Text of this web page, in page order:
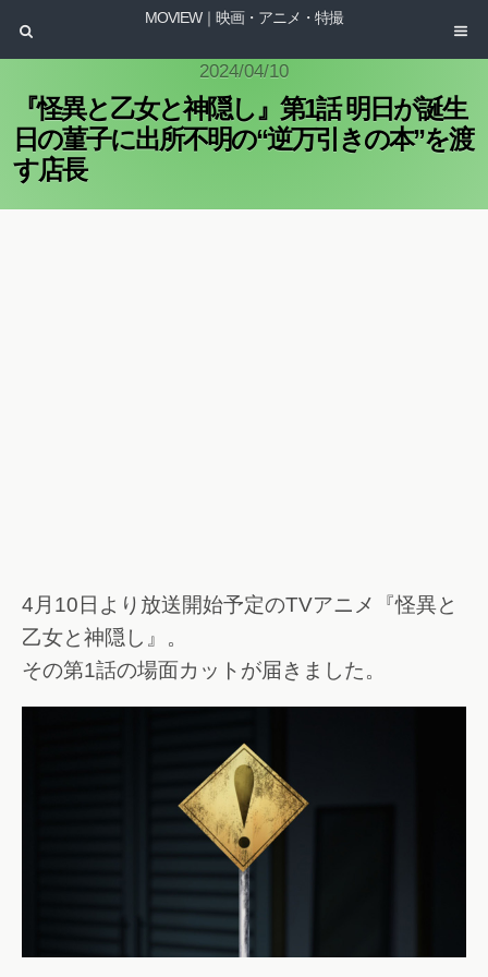
MOVIEW｜映画・アニメ・特撮
2024/04/10
『怪異と乙女と神隠し』第1話 明日が誕生
日の菫子に出所不明の“逆万引きの本”を渡
す店長
4月10日より放送開始予定のTVアニメ『怪異と
乙女と神隠し』。
その第1話の場面カットが届きました。